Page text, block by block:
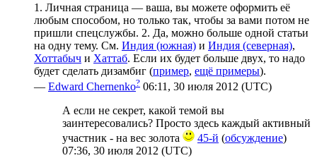
1. Личная страница — ваша, вы можете оформить её
любым способом, но только так, чтобы за вами потом не
пришли спецслужбы. 2. Да, можно больше одной статьи
на одну тему. См. Индия (южная) и Индия (северная),
Хоттабыч и Хаттаб. Если их будет больше двух, то надо
будет сделать дизамбиг (пример, ещё примеры).
— Edward Chernenko? 06:11, 30 июля 2012 (UTC)
А если не секрет, какой темой вы
заинтересовались? Просто здесь каждый активный
участник - на вес золота
45-й (обсуждение)
07:36, 30 июля 2012 (UTC)